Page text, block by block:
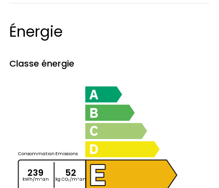
pour un usage standard. Entre 3050 € et
4200 € par an. Prix moyens des énergies
(abonnements compris)
« Les informations sur les risques auxquels ce
bien est exposé sont disponibles sur le site
Géorisques : www.georisques.gouv.fr »
Énergie
Classe énergie
Consommation
239
kWh/m².an
Emissions
52
kg CO₂/m².an